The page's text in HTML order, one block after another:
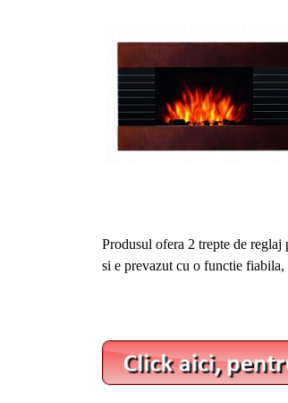
Produsul ofera 2 trepte de
si e prevazut cu o functie